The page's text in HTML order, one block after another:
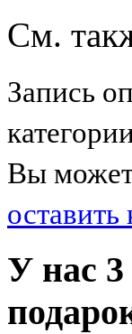
См.
Запись
Вы
У нас